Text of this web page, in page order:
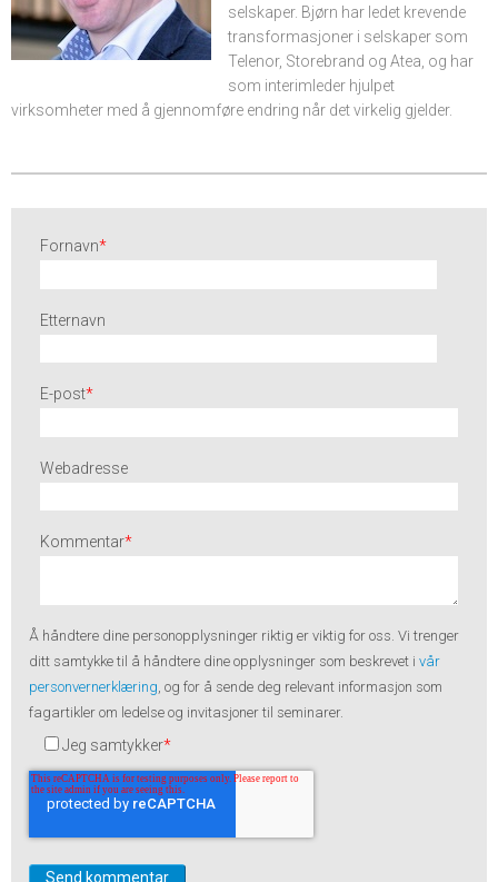
selskaper. Bjørn har ledet krevende
transformasjoner i selskaper som
Telenor, Storebrand og Atea, og har
som interimleder hjulpet
virksomheter med å gjennomføre endring når det virkelig gjelder.
Fornavn*
Etternavn
E-post*
Webadresse
Kommentar*
Å håndtere dine personopplysninger riktig er viktig for oss. Vi trenger
ditt samtykke til å håndtere dine opplysninger som beskrevet i vår
personvernerklæring , og for å sende deg relevant informasjon som
fagartikler om ledelse og invitasjoner til seminarer.
Jeg samtykker*